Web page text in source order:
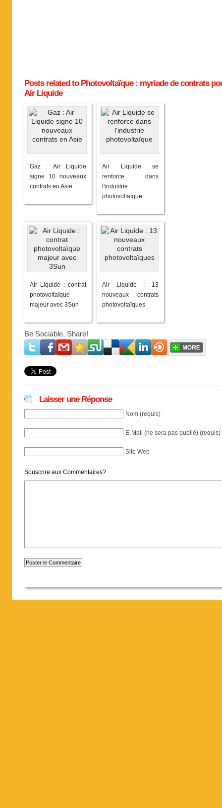
Posts related to Photovoltaïque : myriade de contrats
Air Liquide
Gaz : Air Liquide
signe 10 nouveaux
contrats en Asie
Air Liquide se
renforce dans
l'industrie
photovoltaïque
Air Liquide : contrat
photovoltaïque
majeur avec 3Sun
Air Liquide : 13
nouveaux contrats
photovoltaïques
Be Sociable, Share!
Laisser une Réponse
Nom (requis)
E-Mail (ne sera pas publié) (requis)
Site Web
Souscrire aux Commentaires?